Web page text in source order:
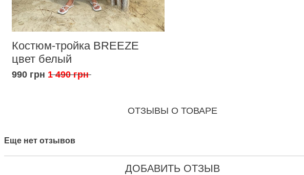
Костюм-тройка BREEZE
цвет белый
990 грн 1 490 грн
ОТЗЫВЫ О ТОВАРЕ
Еще нет отзывов
ДОБАВИТЬ ОТЗЫВ